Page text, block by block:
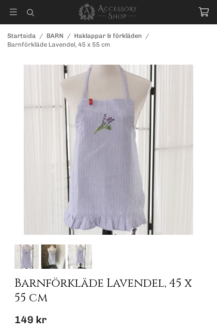
Startsida / BARN / Haklappar & förkläden /
Barnförkläde Lavendel, 45 x 55 cm
Barnförkläde Lavendel, 45 x
55 cm
149 kr